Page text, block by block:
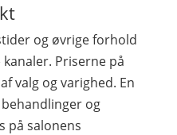
og øvrige forhold
Priserne på
valg og varighed. En
og
på salonens